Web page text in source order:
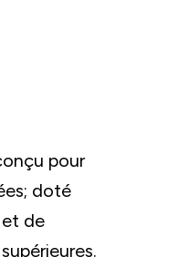
pour
doté
de